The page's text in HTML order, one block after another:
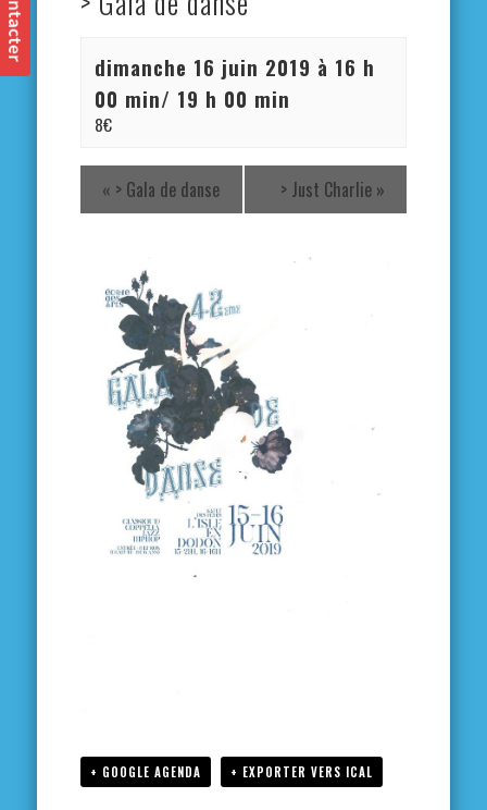
dimanche 16 juin 2019 à 16 h
00 min/ 19 h 00 min
8€
« > Gala de danse > Just Charlie »
+ GOOGLE AGENDA + EXPORTER VERS ICAL